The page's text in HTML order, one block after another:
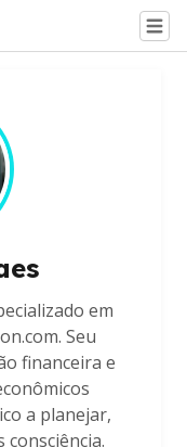
em
Seu
financeira e
a planejar,